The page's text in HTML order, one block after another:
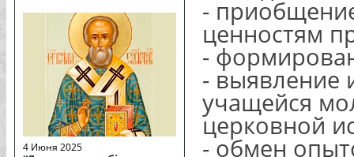
4 Июня 2025
-
ценностям
-
- выявление
учащейся
церковной
- обмен